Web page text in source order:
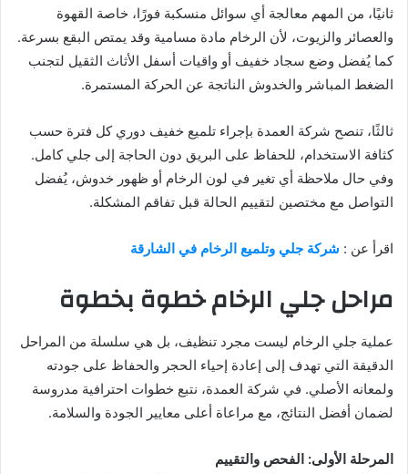
ثانيًا، من المهم معالجة أي سوائل منسكبة فورًا، خاصة القهوة
والعصائر والزيوت، لأن الرخام مادة مسامية وقد يمتص البقع بسرعة.
كما يُفضل وضع سجاد خفيف أو واقيات أسفل الأثاث الثقيل لتجنب
الضغط المباشر والخدوش الناتجة عن الحركة المستمرة.
ثالثًا، تنصح شركة العمدة بإجراء تلميع خفيف دوري كل فترة حسب
كثافة الاستخدام، للحفاظ على البريق دون الحاجة إلى جلي كامل.
وفي حال ملاحظة أي تغير في لون الرخام أو ظهور خدوش، يُفضل
التواصل مع مختصين لتقييم الحالة قبل تفاقم المشكلة.
اقرأ عن : شركة جلي وتلميع الرخام في الشارقة
مراحل جلي الرخام خطوة بخطوة
عملية جلي الرخام ليست مجرد تنظيف، بل هي سلسلة من المراحل
الدقيقة التي تهدف إلى إعادة إحياء الحجر والحفاظ على جودته
ولمعانه الأصلي. في شركة العمدة، نتبع خطوات احترافية مدروسة
لضمان أفضل النتائج، مع مراعاة أعلى معايير الجودة والسلامة.
المرحلة الأولى: الفحص والتقييم